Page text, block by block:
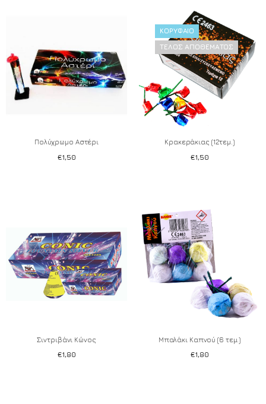
Add to wishlist
Πολύχρωμο Αστέρι
€1,50
Add to wishlist
ΚΟΡΥΦΑΊΟ
ΤΈΛΟΣ ΑΠΟΘΈΜΑΤΟΣ
Κρακεράκιας (12τεμ.)
€1,50
Add to wishlist
Σιντριβάνι Κώνος
€1,80
Μπαλάκι Καπνού (6 τεμ.)
€1,80